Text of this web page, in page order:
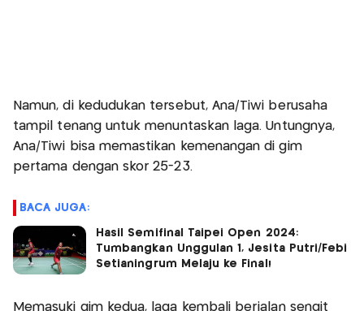
Namun, di kedudukan tersebut, Ana/Tiwi berusaha
tampil tenang untuk menuntaskan laga. Untungnya,
Ana/Tiwi bisa memastikan kemenangan di gim
pertama dengan skor 25-23.
BACA JUGA:
Hasil Semifinal Taipei Open 2024:
Tumbangkan Unggulan 1, Jesita Putri/Febi
Setianingrum Melaju ke Final!
Memasuki gim kedua, laga kembali berjalan sengit